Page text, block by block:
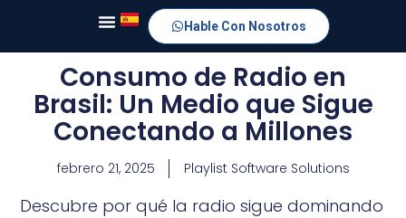
Hable Con Nosotros
Consumo de Radio en
Brasil: Un Medio que Sigue
Conectando a Millones
febrero 21, 2025 Playlist Software Solutions
Descubre por qué la radio sigue dominando